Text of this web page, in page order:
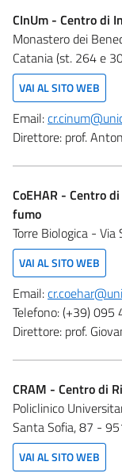
CInUm - Centro di
Monastero dei
Catania (st. 264 e
VAI AL SITO WEB
Email:
Direttore: prof.
CoEHAR - Centro
fumo
Torre Biologica -
VAI AL SITO WEB
Email:
Telefono:(+39) 095
Direttore: prof.
CRAM - Centro di
Policlinico
Santa Sofia, 87 -
VAI AL SITO WEB